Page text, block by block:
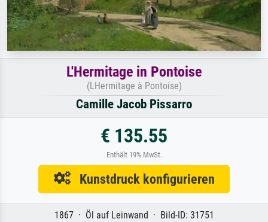
L'Hermitage in Pontoise
(LHermitage à Pontoise)
Camille Jacob Pissarro
€ 135.55
Enthält 19% MwSt.
Kunstdruck konfigurieren
1867 · Öl auf Leinwand · Bild-ID: 31751